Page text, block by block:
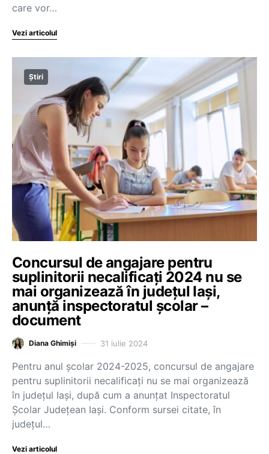
care vor…
Vezi articolul
Știri
Concursul de angajare pentru
suplinitorii necalificați 2024 nu se
mai organizează în județul Iași,
anunță inspectoratul școlar –
document
Diana Ghimiși 31 iulie 2024
Pentru anul școlar 2024-2025, concursul de angajare
pentru suplinitorii necalificați nu se mai organizează
în județul Iași, după cum a anunțat Inspectoratul
Școlar Județean Iași. Conform sursei citate, în
județul…
Vezi articolul